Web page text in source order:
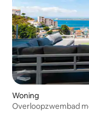
Woning
Overloopzwembad